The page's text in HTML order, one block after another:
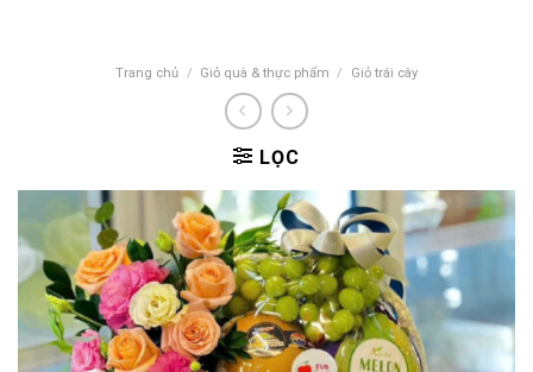
Trang chủ / Giỏ quà & thực phẩm / Giỏ trái cây
LỌC